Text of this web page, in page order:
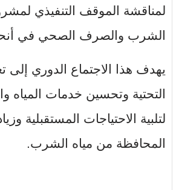
لمناقشة الموقف التنفيذي
الشرب والصرف الصحي في
يهدف هذا الاجتماع الدوري إلى
التحتية وتحسين خدمات
لتلبية الاحتياجات المستقبلية
المحافظة من مياه الشرب.